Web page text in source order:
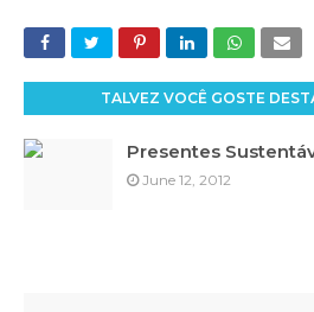
TALVEZ VOCÊ GOSTE
Presentes
June 12, 2012